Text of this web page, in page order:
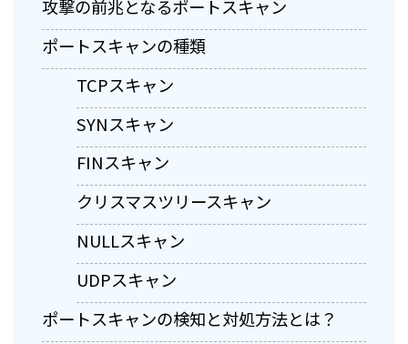
攻撃の前兆となるポートスキャン
ポートスキャンの種類
TCPスキャン
SYNスキャン
FINスキャン
クリスマスツリースキャン
NULLスキャン
UDPスキャン
ポートスキャンの検知と対処方法とは？